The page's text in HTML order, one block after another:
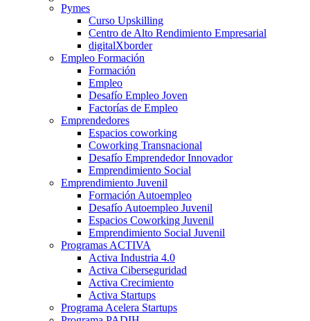
Pymes
Curso Upskilling
Centro de Alto Rendimiento Empresarial
digitalXborder
Empleo Formación
Formación
Empleo
Desafío Empleo Joven
Factorías de Empleo
Emprendedores
Espacios coworking
Coworking Transnacional
Desafío Emprendedor Innovador
Emprendimiento Social
Emprendimiento Juvenil
Formación Autoempleo
Desafío Autoempleo Juvenil
Espacios Coworking Juvenil
Emprendimiento Social Juvenil
Programas ACTIVA
Activa Industria 4.0
Activa Ciberseguridad
Activa Crecimiento
Activa Startups
Programa Acelera Startups